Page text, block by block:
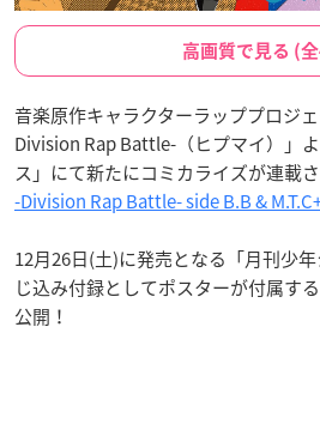
高画質で見る (
音楽原作キャラクターラッププロジ
Division Rap Battle-（ヒプマイ）」
ス」にて新たにコミカライズが連載
-Division Rap Battle- side B.B &
12月26日(土)に発売となる「月刊少
じ込み付録としてポスターが付属す
公開！